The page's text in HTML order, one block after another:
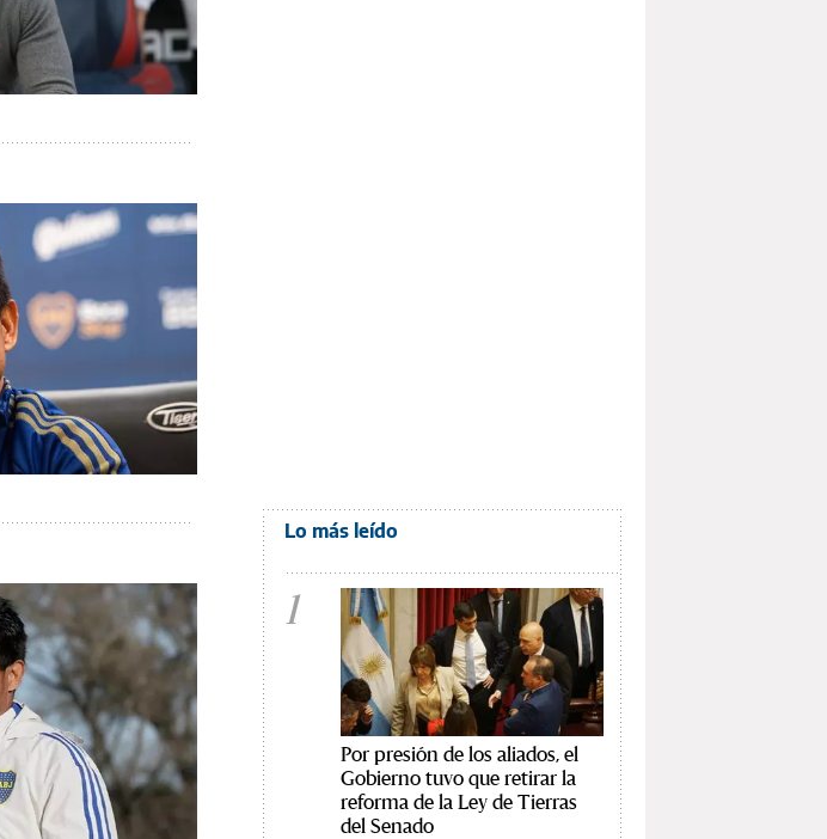
Lo más leído
1
Por presión de los aliados, el
Gobierno tuvo que retirar la
reforma de la Ley de Tierras
del Senado